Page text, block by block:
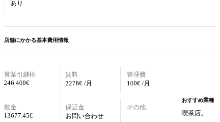
あり
店舗にかかる基本費用情報
営業引継権
246 400€
賃料
2278€ /月
管理費
100€ /月
敷金
13677.45€
保証金
お問い合わせ
その他
おすすめ業種
喫茶店。